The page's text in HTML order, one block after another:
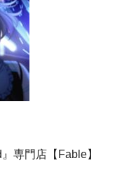
専門店【Fable】